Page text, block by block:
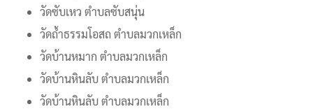
วัดซับเหว ตำบลซับสนุ่น
วัดถ้ำธรรมโอสถ ตำบลมวกเหล็ก
วัดบ้านหมาก ตำบลมวกเหล็ก
วัดบ้านหินลับ ตำบลมวกเหล็ก
วัดบ้านหินลับ ตำบลมวกเหล็ก